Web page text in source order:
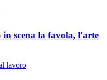
scena la favola, l'arte